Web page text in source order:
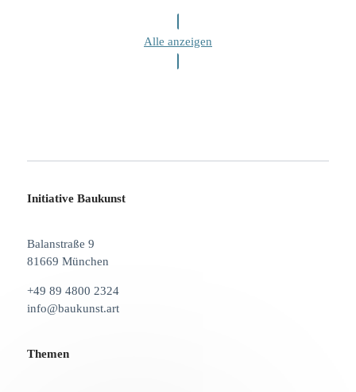
Alle anzeigen
Initiative Baukunst
Balanstraße 9
81669 München
+49 89 4800 2324
info@baukunst.art
Themen